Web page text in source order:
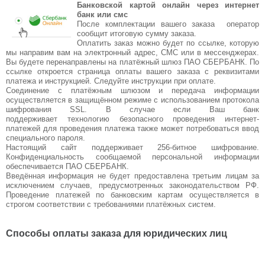
Банковской картой онлайн через интернет
банк или смс
После комплектации вашего заказа оператор
сообщит итоговую сумму заказа.
Оплатить заказ можно будет по ссылке, которую
мы направим вам на электронный адрес, СМС или в мессенджерах.
Вы будете перенаправлены на платёжный шлюз ПАО СБЕРБАНК. По
ссылке откроется страница оплаты вашего заказа с реквизитами
платежа и инструкцией. Следуйте инструкции при оплате.
Соединение с платёжным шлюзом и передача информации
осуществляется в защищённом режиме с использованием протокола
шифрования SSL. В случае если Ваш банк
поддерживает технологию безопасного проведения интернет-
платежей для проведения платежа также может потребоваться ввод
специального пароля.
Настоящий сайт поддерживает 256-битное шифрование.
Конфиденциальность сообщаемой персональной информации
обеспечивается ПАО СБЕРБАНК.
Введённая информация не будет предоставлена третьим лицам за
исключением случаев, предусмотренных законодательством РФ.
Проведение платежей по банковским картам осуществляется в
строгом соответствии с требованиями платёжных систем.
Способы оплаты заказа для юридических лиц